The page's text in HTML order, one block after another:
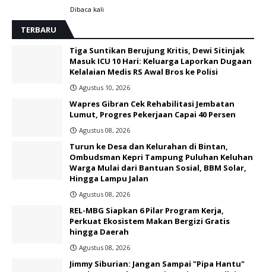
Dibaca kali
TERBARU
Tiga Suntikan Berujung Kritis, Dewi Sitinjak
Masuk ICU 10 Hari: Keluarga Laporkan Dugaan
Kelalaian Medis RS Awal Bros ke Polisi ‎
Agustus 10, 2026
Wapres Gibran Cek Rehabilitasi Jembatan
Lumut, Progres Pekerjaan Capai 40 Persen
Agustus 08, 2026
Turun ke Desa dan Kelurahan di Bintan,
Ombudsman Kepri Tampung Puluhan Keluhan
Warga Mulai dari Bantuan Sosial, BBM Solar,
Hingga Lampu Jalan
Agustus 08, 2026
REL-MBG Siapkan 6 Pilar Program Kerja,
Perkuat Ekosistem Makan Bergizi Gratis
hingga Daerah
Agustus 08, 2026
Jimmy Siburian: Jangan Sampai "Pipa Hantu"